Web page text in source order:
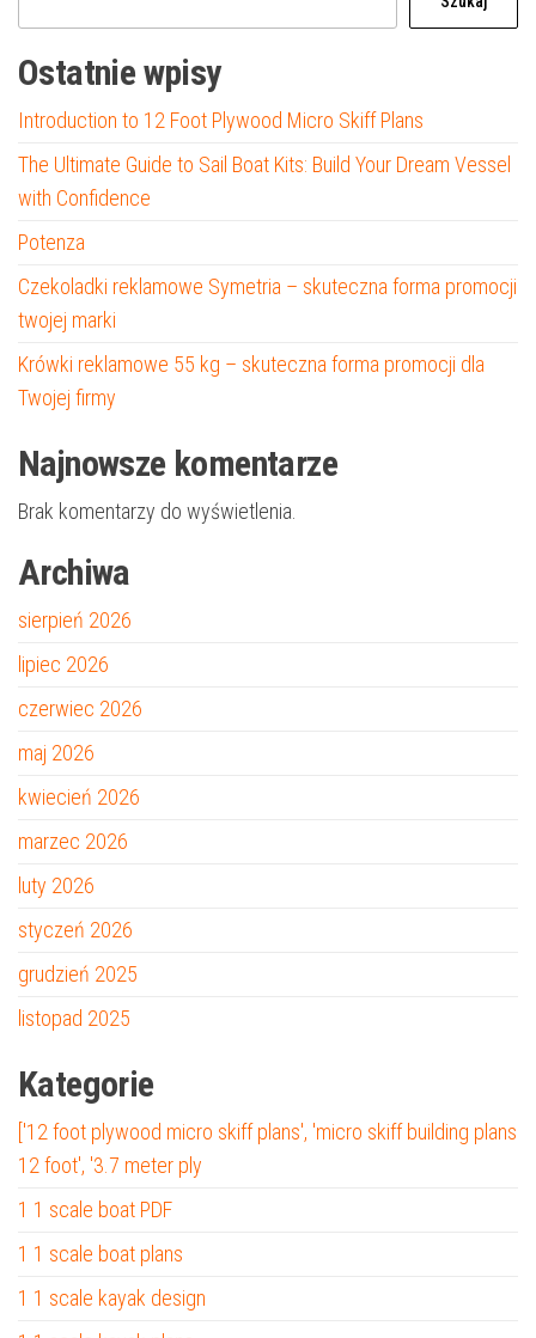
Ostatnie wpisy
Introduction to 12 Foot Plywood Micro Skiff Plans
The Ultimate Guide to Sail Boat Kits: Build Your Dream Vessel
with Confidence
Potenza
Czekoladki reklamowe Symetria – skuteczna forma promocji
twojej marki
Krówki reklamowe 55 kg – skuteczna forma promocji dla
Twojej firmy
Najnowsze komentarze
Brak komentarzy do wyświetlenia.
Archiwa
sierpień 2026
lipiec 2026
czerwiec 2026
maj 2026
kwiecień 2026
marzec 2026
luty 2026
styczeń 2026
grudzień 2025
listopad 2025
Kategorie
['12 foot plywood micro skiff plans', 'micro skiff building plans
12 foot', '3.7 meter ply
1 1 scale boat PDF
1 1 scale boat plans
1 1 scale kayak design